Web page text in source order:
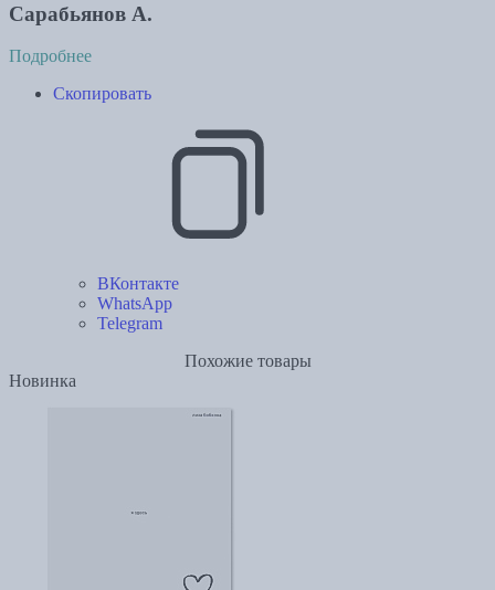
Сарабьянов А.
Подробнее
Скопировать
ВКонтакте
WhatsApp
Telegram
Похожие товары
Новинка